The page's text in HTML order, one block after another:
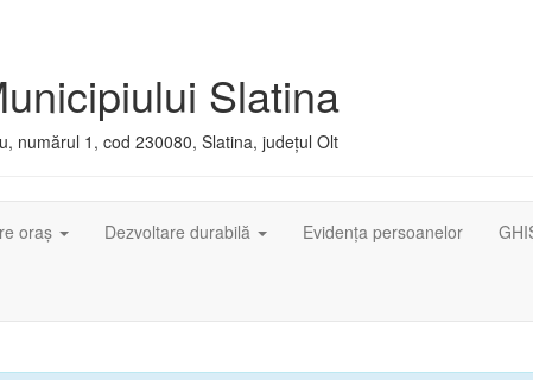
Slatina
numărul 1, cod 230080, Slatina, județul Olt
oraș Dezvoltare durabilă Evidența persoanelor